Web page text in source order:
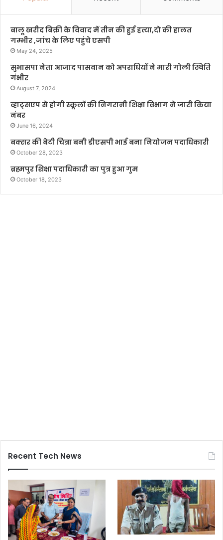
बालू खरीद बिक्री के विवाद में तीन की हुई हत्या,दो की हालत
गम्भीर ,जांच के लिए पहुंचे एसपी
May 24, 2025
सुभासपा नेता आजाद पासवान को अपराधियों ने मारी गोली स्थिति
गंभीर
August 7, 2024
व्हाट्सएप से होगी स्कूलों की निगरानी शिक्षा विभाग ने जारी किया
नंबर
June 16, 2024
बक्सर की बेटी चित्रा बनी डीएसपी भाई बना नियोजन पदाधिकारी
October 28, 2023
ब्रह्मपुर शिक्षा पदाधिकारी का पुत्र हुआ गुम
October 18, 2023
Recent Tech News